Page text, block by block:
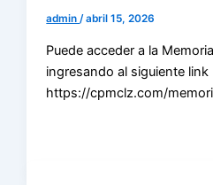
admin/abril 15, 2026
Puede acceder a la
ingresando al siguiente link
https://cpmclz.com/